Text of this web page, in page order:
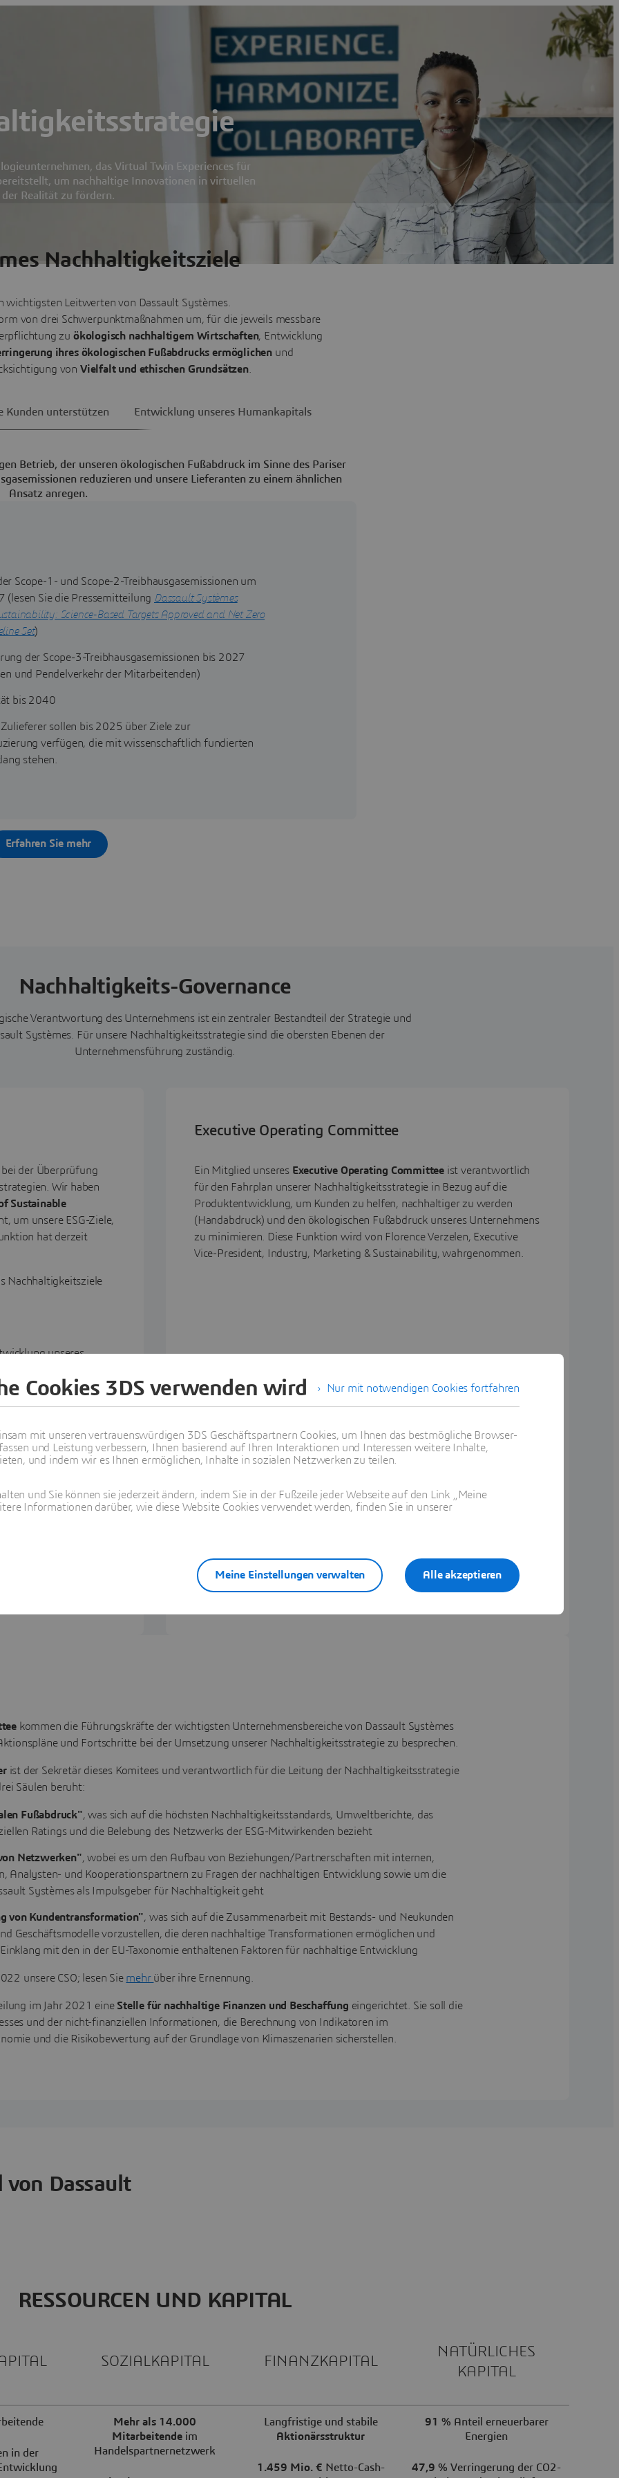
das Virtual Twin Experiences für
um nachhaltige Innovationen in virtuellen
Realität zu fördern.
Nachhaltigkeitsziele
wichtigsten Leitwerten von Dassault Systèmes.
von drei Schwerpunktmaßnahmen um, für die jeweils messbare
zu ökologisch nachhaltigem Wirtschaften, Entwicklung
ihres ökologischen Fußabdrucks ermöglichen und
von Vielfalt und ethischen Grundsätzen.
Kunden unterstützen Entwicklung unseres Humankapitals
Betrieb, der unseren ökologischen Fußabdruck im Sinne des Pariser
reduzieren und unsere Lieferanten zu einem ähnlichen
Ansatz anregen.
Scope-1- und Scope-2-Treibhausgasemissionen um
(lesen Sie die Pressemitteilung Dassault Systèmes
Science-Based Targets Approved and Net Zero
Set)
der Scope-3-Treibhausgasemissionen bis 2027
und Pendelverkehr der Mitarbeitenden)
bis 2040
sollen bis 2025 über Ziele zur
verfügen, die mit wissenschaftlich fundierten
stehen.
Erfahren Sie mehr
Nachhaltigkeits-Governance
Verantwortung des Unternehmens ist ein zentraler Bestandteil der Strategie und
Systèmes. Für unsere Nachhaltigkeitsstrategie sind die obersten Ebenen der
Unternehmensführung zuständig.
der Überprüfung
Wir haben
Sustainable
um unsere ESG-Ziele,
hat derzeit
Nachhaltigkeitsziele
unseres
auswirken.
die
kommen zweimal
Executive Operating Committee
Ein Mitglied unseres Executive Operating Committee ist verantwortlich
für den Fahrplan unserer Nachhaltigkeitsstrategie in Bezug auf die
Produktentwicklung, um Kunden zu helfen, nachhaltiger zu werden
(Handabdruck) und den ökologischen Fußabdruck unseres Unternehmens
zu minimieren. Diese Funktion wird von Florence Verzelen, Executive
Vice-President, Industry, Marketing & Sustainability, wahrgenommen.
kommen die Führungskräfte der wichtigsten Unternehmensbereiche von Dassault Systèmes
und Fortschritte bei der Umsetzung unserer Nachhaltigkeitsstrategie zu besprechen.
ist der Sekretär dieses Komitees und verantwortlich für die Leitung der Nachhaltigkeitsstrategie
Säulen beruht:
Fußabdruck", was sich auf die höchsten Nachhaltigkeitsstandards, Umweltberichte, das
Ratings und die Belebung des Netzwerks der ESG-Mitwirkenden bezieht
Netzwerken", wobei es um den Aufbau von Beziehungen/Partnerschaften mit internen,
Analysten- und Kooperationspartnern zu Fragen der nachhaltigen Entwicklung sowie um die
Systèmes als Impulsgeber für Nachhaltigkeit geht
von Kundentransformation", was sich auf die Zusammenarbeit mit Bestands- und Neukunden
Geschäftsmodelle vorzustellen, die deren nachhaltige Transformationen ermöglichen und
mit den in der EU-Taxonomie enthaltenen Faktoren für nachhaltige Entwicklung
unsere CSO; lesen Sie mehr über ihre Ernennung.
im Jahr 2021 eine Stelle für nachhaltige Finanzen und Beschaffung eingerichtet. Sie soll die
und der nicht-finanziellen Informationen, die Berechnung von Indikatoren im
und die Risikobewertung auf der Grundlage von Klimaszenarien sicherstellen.
von Dassault
RESSOURCEN UND KAPITAL
SOZIALKAPITAL FINANZKAPITAL
NATÜRLICHES
KAPITAL
in der
Mehr als 14.000
Mitarbeitende im
Handelspartnernetzwerk
Langfristige und stabile
Aktionärsstruktur
1.459 Mio. € Netto-Cash-
91 % Anteil erneuerbarer
Energien
47,9 % Verringerung der CO2-
Nur mit notwendigen Cookies fortfahren
Cookies 3DS verwenden wird
mit unseren vertrauenswürdigen 3DS Geschäftspartnern Cookies, um Ihnen das bestmögliche Browser-
und Leistung verbessern, Ihnen basierend auf Ihren Interaktionen und Interessen weitere Inhalte,
und indem wir es Ihnen ermöglichen, Inhalte in sozialen Netzwerken zu teilen.
und Sie können sie jederzeit ändern, indem Sie in der Fußzeile jeder Webseite auf den Link „Meine
Informationen darüber, wie diese Website Cookies verwendet werden, finden Sie in unserer
Alle akzeptieren
Meine Einstellungen verwalten